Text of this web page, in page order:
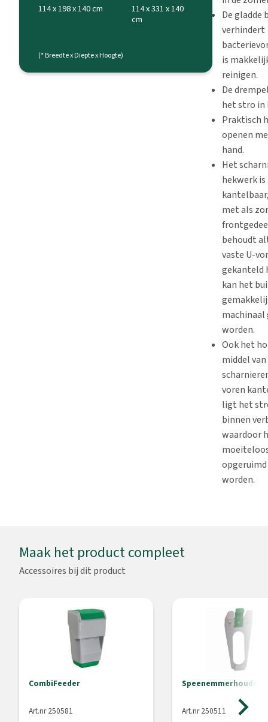
114 x 198 x 140 cm
114 x 331 x 140
cm
(* Breedte x Diepte x Hoogte)
De gladde
verhindert
is
reinigen.
De
het stro in
Praktisch
openen
hand.
Het
hekwerk is
met als
behoudt
vaste U-
gekanteld
kan het
machinaal
worden.
Ook het
middel van
voren
ligt het
binnen
waardoor
worden.
Maak het product compleet
Accessoires bij dit product
CombiFeeder
Art.nr 250581
Speenemmerhouder
Art.nr 250511